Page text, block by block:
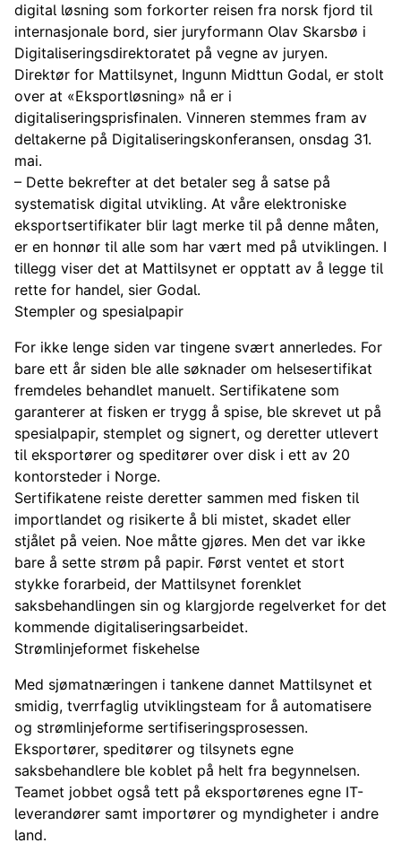
digital løsning som forkorter reisen fra norsk fjord til
internasjonale bord, sier juryformann Olav Skarsbø i
Digitaliseringsdirektoratet på vegne av juryen.
Direktør for Mattilsynet, Ingunn Midttun Godal, er stolt
over at «Eksportløsning» nå er i
digitaliseringsprisfinalen. Vinneren stemmes fram av
deltakerne på Digitaliseringskonferansen, onsdag 31.
mai.
– Dette bekrefter at det betaler seg å satse på
systematisk digital utvikling. At våre elektroniske
eksportsertifikater blir lagt merke til på denne måten,
er en honnør til alle som har vært med på utviklingen. I
tillegg viser det at Mattilsynet er opptatt av å legge til
rette for handel, sier Godal.
Stempler og spesialpapir
For ikke lenge siden var tingene svært annerledes. For
bare ett år siden ble alle søknader om helsesertifikat
fremdeles behandlet manuelt. Sertifikatene som
garanterer at fisken er trygg å spise, ble skrevet ut på
spesialpapir, stemplet og signert, og deretter utlevert
til eksportører og speditører over disk i ett av 20
kontorsteder i Norge.
Sertifikatene reiste deretter sammen med fisken til
importlandet og risikerte å bli mistet, skadet eller
stjålet på veien. Noe måtte gjøres. Men det var ikke
bare å sette strøm på papir. Først ventet et stort
stykke forarbeid, der Mattilsynet forenklet
saksbehandlingen sin og klargjorde regelverket for det
kommende digitaliseringsarbeidet.
Strømlinjeformet fiskehelse
Med sjømatnæringen i tankene dannet Mattilsynet et
smidig, tverrfaglig utviklingsteam for å automatisere
og strømlinjeforme sertifiseringsprosessen.
Eksportører, speditører og tilsynets egne
saksbehandlere ble koblet på helt fra begynnelsen.
Teamet jobbet også tett på eksportørenes egne IT-
leverandører samt importører og myndigheter i andre
land.